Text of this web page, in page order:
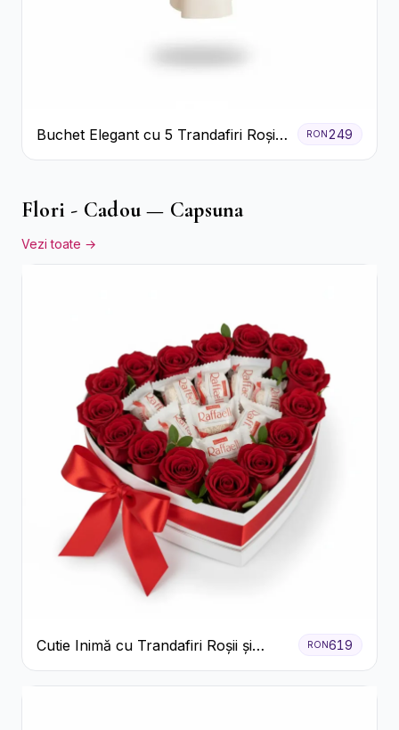
Buchet Elegant cu 5 Trandafiri Roșii
și Eucalipt
RON249
Flori - Cadou — Capsuna
Vezi toate →
Cutie Inimă cu Trandafiri Roșii și
Bomboane Raffaello
RON619